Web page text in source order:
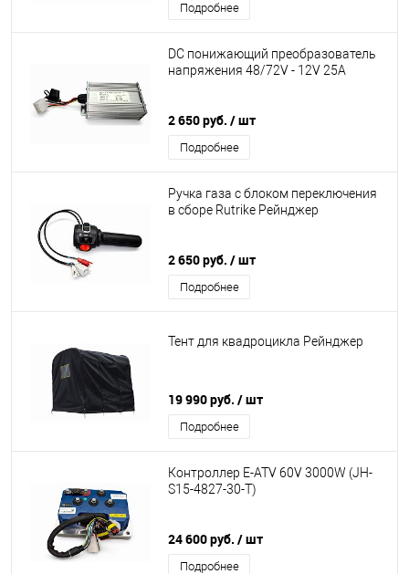
Подробнее
DC понижающий преобразователь
напряжения 48/72V - 12V 25A
2 650 руб. / шт
Подробнее
Ручка газа с блоком переключения
в сборе Rutrike Рейнджер
2 650 руб. / шт
Подробнее
Тент для квадроцикла Рейнджер
19 990 руб. / шт
Подробнее
Контроллер E-ATV 60V 3000W (JH-
S15-4827-30-T)
24 600 руб. / шт
Подробнее